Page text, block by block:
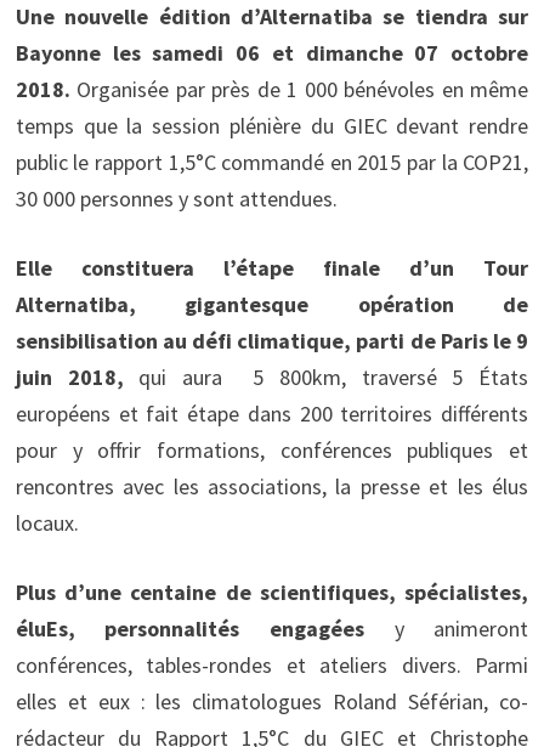
Une nouvelle édition d’Alternatiba se tiendra sur
Bayonne les samedi 06 et dimanche 07 octobre
2018. Organisée par près de 1 000 bénévoles en même
temps que la session plénière du GIEC devant rendre
public le rapport 1,5°C commandé en 2015 par la COP21,
30 000 personnes y sont attendues.
Elle constituera l’étape finale d’un Tour
Alternatiba, gigantesque opération de
sensibilisation au défi climatique, parti de Paris le 9
juin 2018, qui aura 5 800km, traversé 5 États
européens et fait étape dans 200 territoires différents
pour y offrir formations, conférences publiques et
rencontres avec les associations, la presse et les élus
locaux.
Plus d’une centaine de scientifiques, spécialistes,
éluEs, personnalités engagées y animeront
conférences, tables-rondes et ateliers divers. Parmi
elles et eux : les climatologues Roland Séférian, co-
rédacteur du Rapport 1,5°C du GIEC et Christophe